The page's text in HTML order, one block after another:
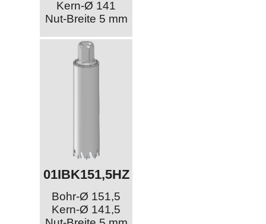
Kern-Ø 141
Nut-Breite 5 mm
01IBK151,5HZ
Bohr-Ø 151,5
Kern-Ø 141,5